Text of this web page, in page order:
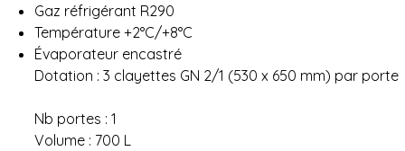
Gaz réfrigérant R290
Température +2°C/+8°C
Évaporateur encastré
Dotation : 3 clayettes GN 2/1 (530 x 650 mm) par porte
Nb portes : 1
Volume : 700 L